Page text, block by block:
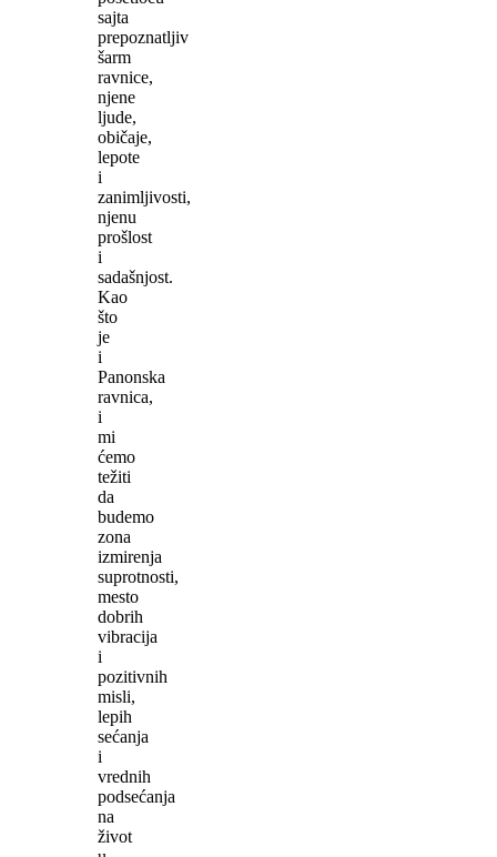
sajta
prepoznatljiv
šarm
ravnice,
njene
ljude,
običaje,
lepote
i
zanimljivosti,
njenu
prošlost
i
sadašnjost.
Kao
što
je
i
Panonska
ravnica,
i
mi
ćemo
težiti
da
budemo
zona
izmirenja
suprotnosti,
mesto
dobrih
vibracija
i
pozitivnih
misli,
lepih
sećanja
i
vrednih
podsećanja
na
život